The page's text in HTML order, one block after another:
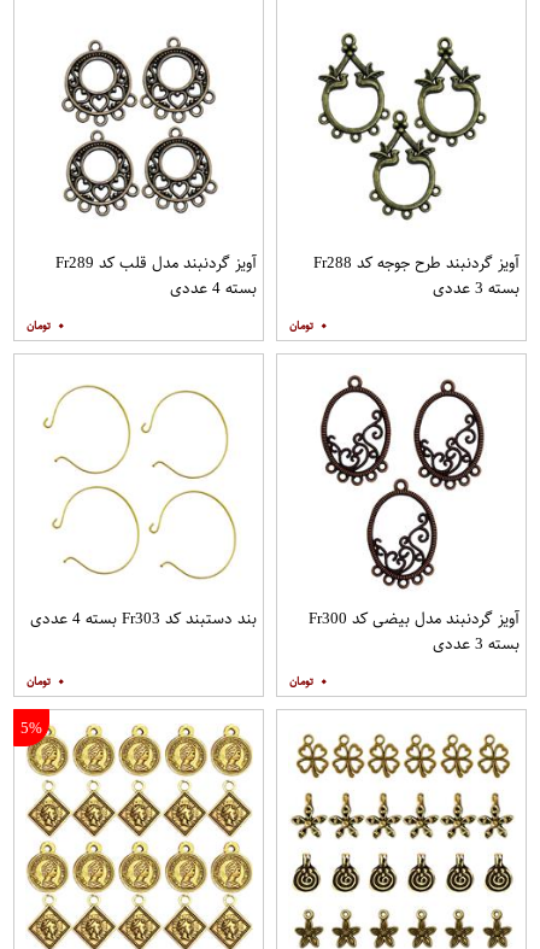
آویز گردنبند طرح جوجه کد Fr288
بسته 3 عددی
۰
آویز گردنبند مدل قلب کد Fr289
بسته 4 عددی
۰
آویز گردنبند مدل بیضی کد Fr300
بسته 3 عددی
۰
بند دستبند کد Fr303 بسته 4 عددی
۰
5%